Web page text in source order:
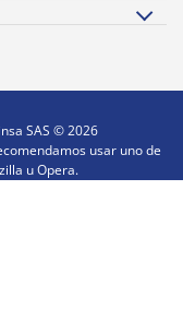
SAS ©2026
usar uno de
u Opera.